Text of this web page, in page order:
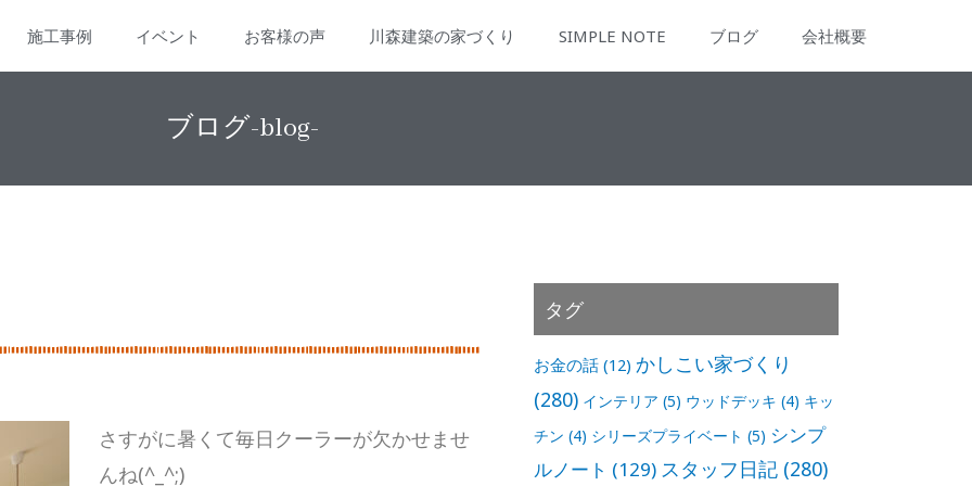
施工事例 イベント お客様の声 川森建築の家づくり SIMPLE NOTE ブログ 会社概要
ブログ-blog-
さすがに暑くて毎日クーラーが欠かせませ
んね(^_^;)
タグ
お金の話 (12) かしこい家づくり
(280) インテリア (5) ウッドデッキ (4) キッ
チン (4) シリーズプライベート (5) シンプ
ルノート (129) スタッフ日記 (280)